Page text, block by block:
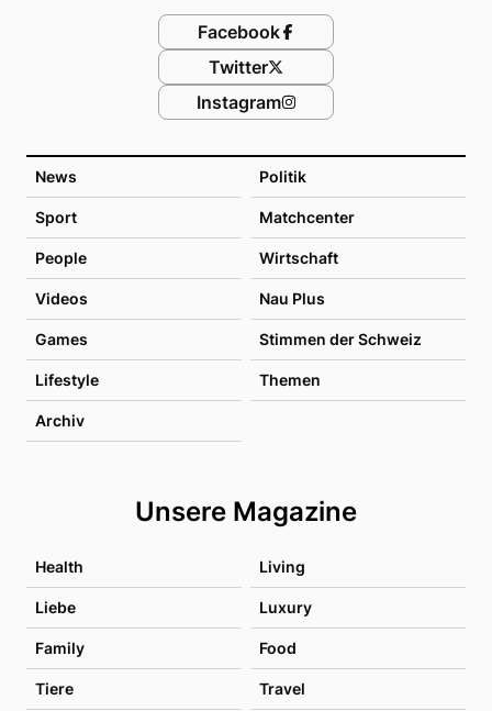
News Politik
Sport Matchcenter
People Wirtschaft
Videos Nau Plus
Games Stimmen der Schweiz
Lifestyle Themen
Archiv
Unsere Magazine
Health Living
Liebe Luxury
Family Food
Tiere Travel
Facebook
Twitter
Instagram